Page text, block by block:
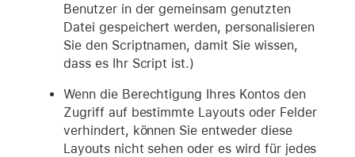
Benutzer in der gemeinsam genutzten
Datei gespeichert werden, personalisieren
Sie den Scriptnamen, damit Sie wissen,
dass es Ihr Script ist.)
Wenn die Berechtigung Ihres Kontos den
Zugriff auf bestimmte Layouts oder Felder
verhindert, können Sie entweder diese
Layouts nicht sehen oder es wird für jedes